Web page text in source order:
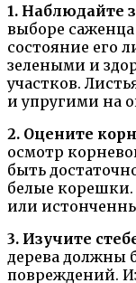
1. Наблюдайте
выборе
состояние его
зелеными и
участков.
и упругими на
2. Оцените
осмотр
быть
белые корешки.
или
3. Изучите
дерева должны
повреждений.